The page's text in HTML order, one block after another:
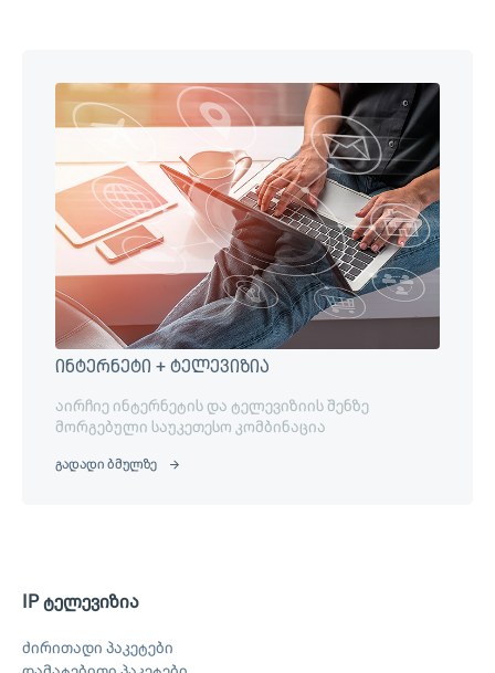
ინტერნეტი + ტელევიზია
აირჩიე ინტერნეტის და ტელევიზიის შენზე
მორგებული საუკეთესო კომბინაცია
გადადი ბმულზე
IP ტელევიზია
ძირითადი პაკეტები